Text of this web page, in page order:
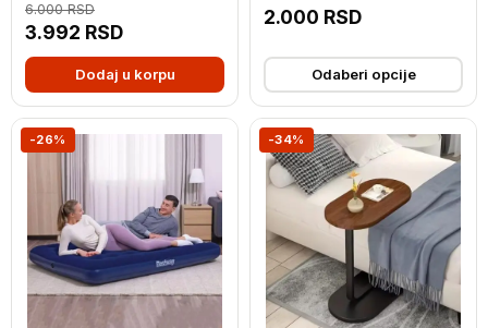
3.992 RSD
6.000RSD
Dodaj u korpu
2.000 RSD
Odaberi opcije
-26% -34%